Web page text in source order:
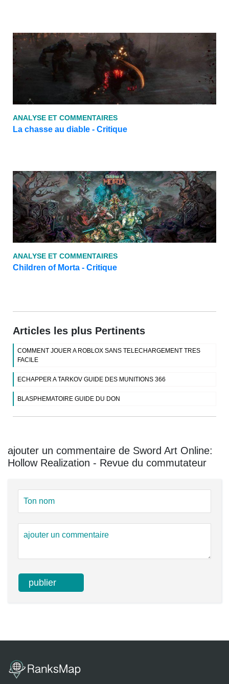
ANALYSE ET COMMENTAIRES
La chasse au diable - Critique
ANALYSE ET COMMENTAIRES
Children of Morta - Critique
Articles les plus Pertinents
COMMENT JOUER A ROBLOX SANS TELECHARGEMENT TRES
FACILE
ECHAPPER A TARKOV GUIDE DES MUNITIONS 366
BLASPHEMATOIRE GUIDE DU DON
ajouter un commentaire de Sword Art Online:
Hollow Realization - Revue du commutateur